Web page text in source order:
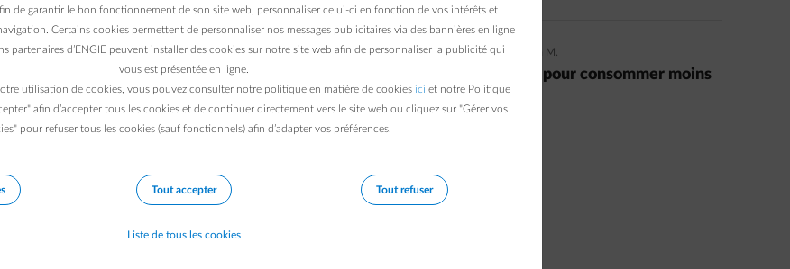
Qui sont-ils et quelles
et, par la même occasion,
06/09/2021 | 5 min. | Laetitia M.
6 astuces inattendues pour consommer moins
d’électricité
de garantir le bon fonctionnement de son site web, personnaliser celui-ci en fonction de vos intérêts et
Certains cookies permettent de personnaliser nos messages publicitaires via des bannières en ligne
partenaires d’ENGIE peuvent installer des cookies sur notre site web afin de personnaliser la publicité qui
vous est présentée en ligne.
utilisation de cookies, vous pouvez consulter notre politique en matière de cookies ici et notre Politique
afin d’accepter tous les cookies et de continuer directement vers le site web ou cliquez sur "Gérer vos
pour refuser tous les cookies (sauf fonctionnels) afin d’adapter vos préférences.
Tout accepter Tout refuser
Liste de tous les cookies